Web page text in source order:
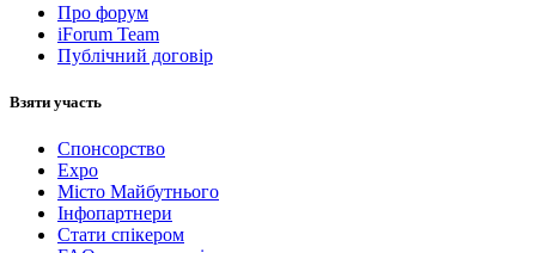
Про форум
iForum Team
Публічний договір
Взяти участь
Спонсорство
Expo
Місто Майбутнього
Інфопартнери
Стати спікером